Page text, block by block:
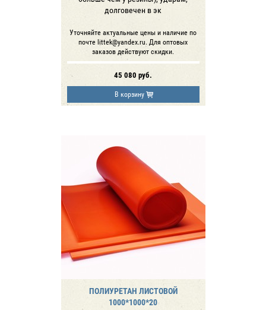
долговечен в эк
Уточняйте актуальные цены и наличие по
почте littek@yandex.ru. Для оптовых
заказов действуют скидки.
45 080 руб.
В корзину
ПОЛИУРЕТАН ЛИСТОВОЙ
1000*1000*20